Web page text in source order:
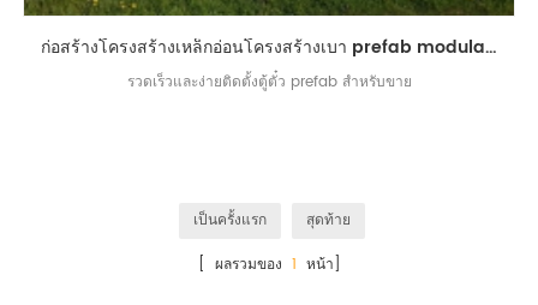
ก่อสร้างโครงสร้างเหล็กอ่อนโครงสร้างเบา prefab modular ตู้ตั๋ว
รวดเร็วและง่ายติดตั้งตู้ตั๋ว prefab สำหรับขาย
เป็นครั้งแรก
สุดท้าย
[ ผลรวมของ 1 หน้า]